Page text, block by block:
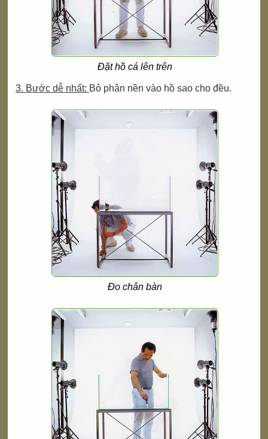
Đặt hồ cá lên trên
3. Bước dễ nhất: Bỏ phân nền vào hồ sao cho đều.
Đo chân bàn